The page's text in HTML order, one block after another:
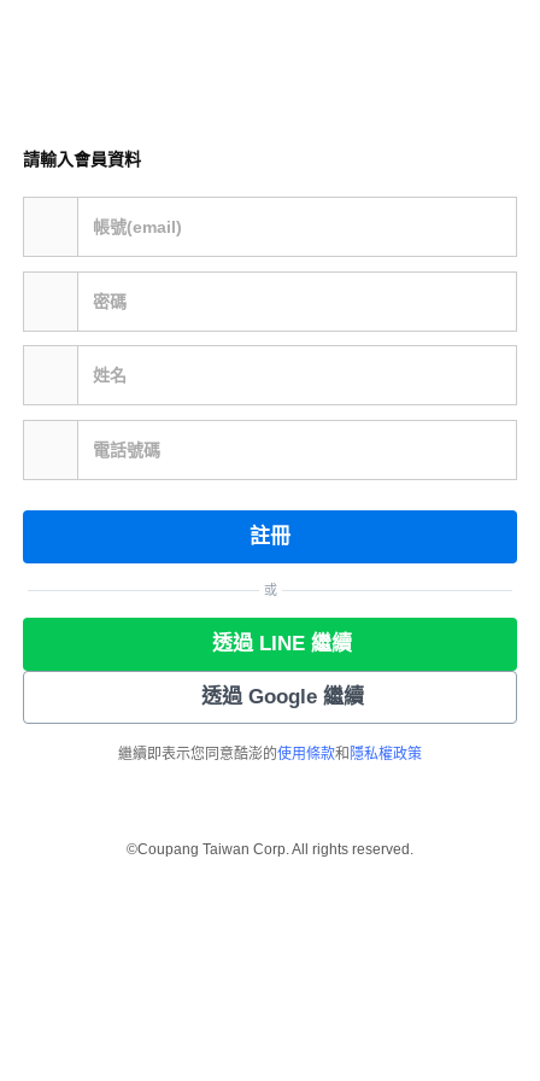
請輸入會員資料
帳號(email)
密碼
姓名
電話號碼
註冊
或
透過 LINE 繼續
透過 Google 繼續
繼續即表示您同意酷澎的使用條款和 隱私權政策
©Coupang Taiwan Corp. All rights reserved.